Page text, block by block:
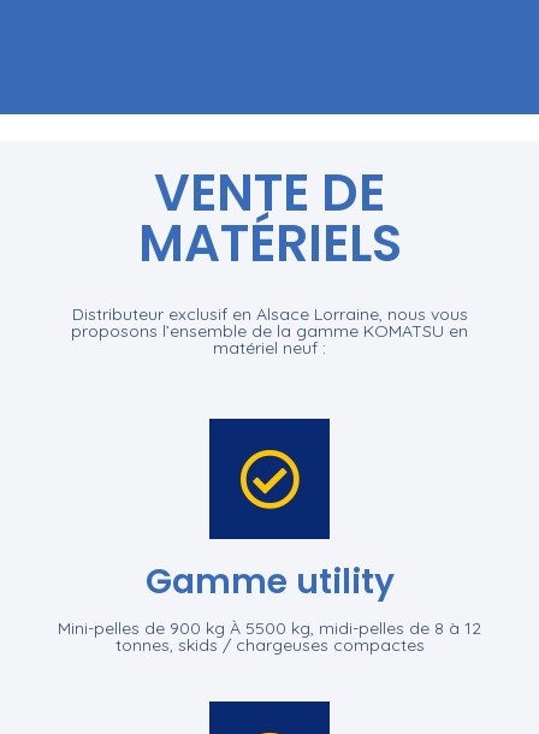
VENTE DE
MATÉRIELS
Distributeur exclusif en Alsace Lorraine, nous vous
proposons l’ensemble de la gamme KOMATSU en
matériel neuf :
Gamme utility
Mini-pelles de 900 kg À 5500 kg, midi-pelles de 8 à 12
tonnes, skids / chargeuses compactes